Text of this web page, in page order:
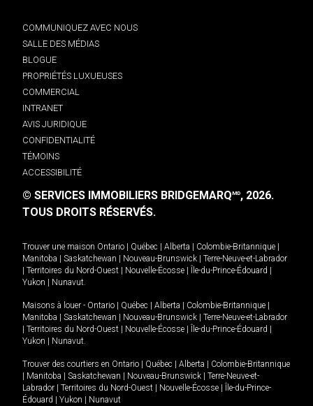
COMMUNIQUEZ AVEC NOUS
SALLE DES MÉDIAS
BLOGUE
PROPRIÉTÉS LUXUEUSES
COMMERCIAL
INTRANET
AVIS JURIDIQUE
CONFIDENTIALITÉ
TÉMOINS
ACCESSIBILITÉ
© SERVICES IMMOBILIERS BRIDGEMARQMD, 2026.
TOUS DROITS RÉSERVÉS.
Trouver une maison Ontario Québec Alberta Colombie-Britannique
Manitoba
Saskatchewan Nouveau-Brunswick
Terre-Neuve-et-Labrador
Territoires du Nord-Ouest Nouvelle-Écosse Île-du-Prince-Édouard
Yukon
Nunavut.
Maisons à louer - Ontario Québec Alberta Colombie-Britannique
Manitoba
Saskatchewan Nouveau-Brunswick
Terre-Neuve-et-Labrador
Territoires du Nord-Ouest Nouvelle-Écosse Île-du-Prince-Édouard
Yukon
Nunavut.
Trouver des courtiers en Ontario Québec Alberta
Colombie-Britannique
Manitoba Saskatchewan Nouveau-Brunswick
Terre-Neuve-et-
Labrador
Territoires du Nord-Ouest Nouvelle-Écosse
Île-du-Prince-
Édouard
Yukon Nunavut